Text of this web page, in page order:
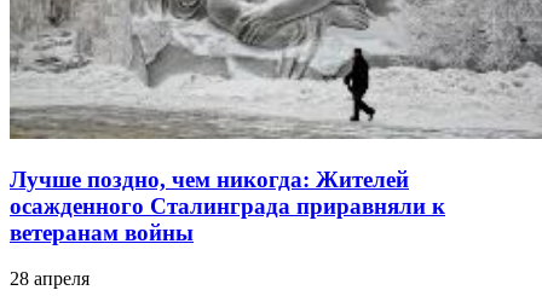
Лучше поздно, чем никогда: Жителей
осажденного Сталинграда приравняли к
ветеранам войны
28 апреля